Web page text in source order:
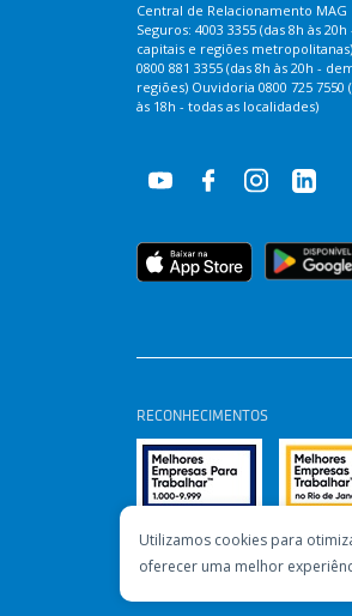
Central de Relacionamento MAG
Seguros: 4003 3355 (das 8h às 20h
capitais e regiões
0800 881 3355 (das 8h às 20h -
regiões) Ouvidoria 0800 725 7550
às 18h - todas as localidades)
RECONHECIMENTOS
Utilizamos cookies para
oferecer uma melhor